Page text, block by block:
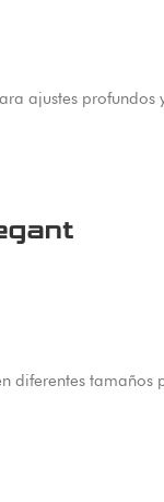
ajustes
diferentes